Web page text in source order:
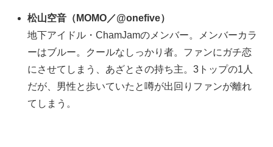
松山空音 （ MOMO／@onefive）
地下アイドル・ChamJamのメンバー。メンバーカラ
ーはブルー。クールなしっかり者。ファンにガチ恋
にさせてしまう、あざとさの持ち主。3トップの1人
だが、男性と歩いていたと噂が出回りファンが離れ
てしまう。